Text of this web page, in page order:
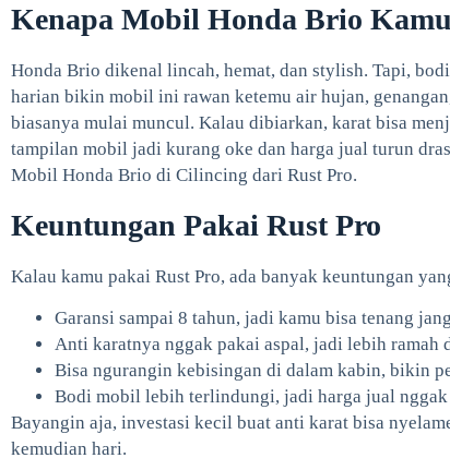
Kenapa Mobil Honda Brio
Honda Brio dikenal lincah, hemat, dan stylish. Tapi,
harian bikin mobil ini rawan ketemu air hujan,
biasanya mulai muncul. Kalau dibiarkan, karat bisa
tampilan mobil jadi kurang oke dan harga jual turun
Mobil Honda Brio di Cilincing dari Rust Pro.
Keuntungan Pakai Rust Pro
Kalau kamu pakai Rust Pro, ada banyak keuntungan
Garansi sampai 8 tahun, jadi kamu bisa tenang
Anti karatnya nggak pakai aspal, jadi lebih ramah
Bisa ngurangin kebisingan di dalam kabin, bikin
Bodi mobil lebih terlindungi, jadi harga jual
Bayangin aja, investasi kecil buat anti karat bisa
kemudian hari.